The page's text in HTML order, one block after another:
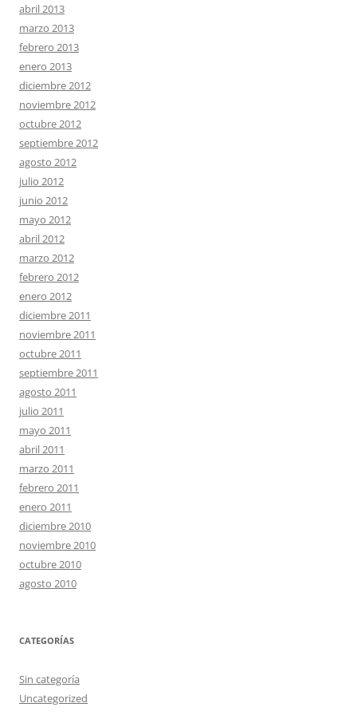
abril 2013
marzo 2013
febrero 2013
enero 2013
diciembre 2012
noviembre 2012
octubre 2012
septiembre 2012
agosto 2012
julio 2012
junio 2012
mayo 2012
abril 2012
marzo 2012
febrero 2012
enero 2012
diciembre 2011
noviembre 2011
octubre 2011
septiembre 2011
agosto 2011
julio 2011
mayo 2011
abril 2011
marzo 2011
febrero 2011
enero 2011
diciembre 2010
noviembre 2010
octubre 2010
agosto 2010
CATEGORÍAS
Sin categoría
Uncategorized